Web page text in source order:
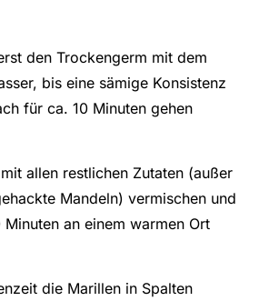
den Trockengerm mit dem
bis eine sämige Konsistenz
für ca. 10 Minuten gehen
allen restlichen Zutaten (außer
Mandeln) vermischen und
an einem warmen Ort
die Marillen in Spalten